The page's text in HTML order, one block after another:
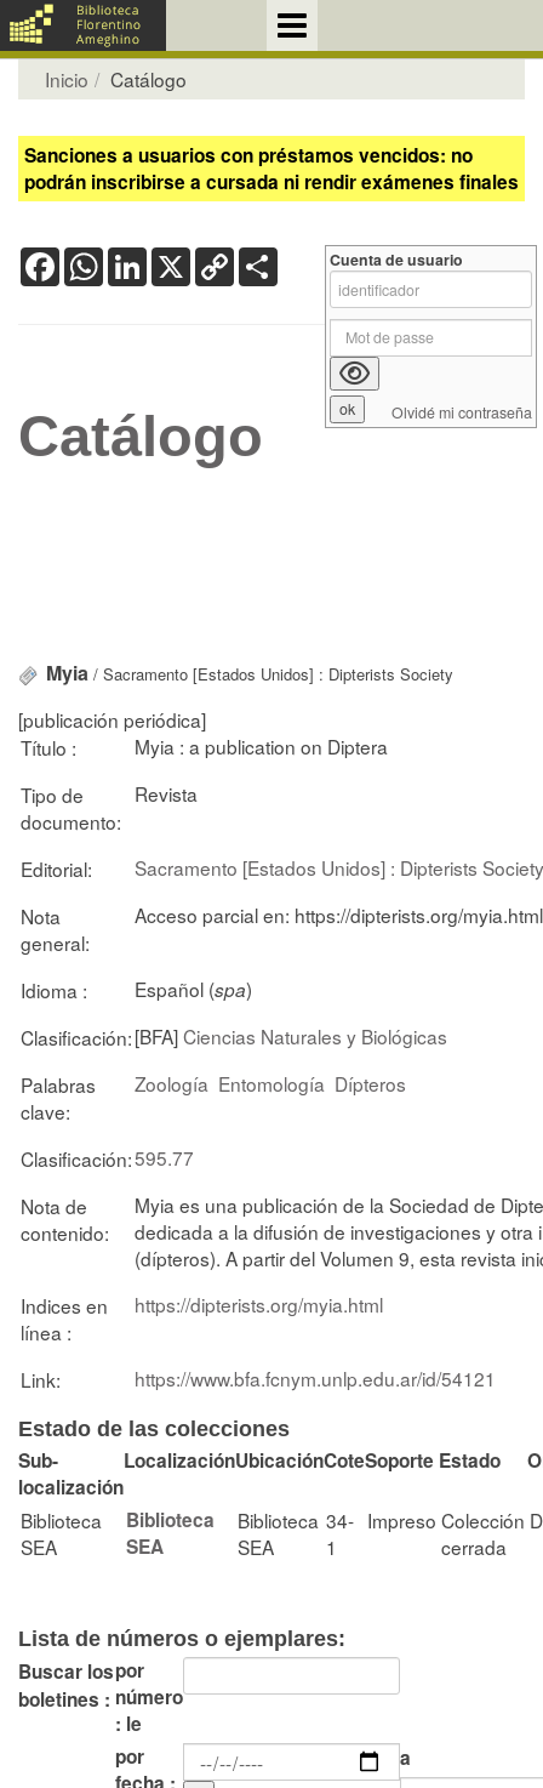
Inicio Catálogo
Sanciones a usuarios con préstamos vencidos: no
podrán inscribirse a cursada ni rendir exámenes finales
FacebookWhatsApp
LinkedIn
X Copy
Link
Catálogo
Myia / Sacramento [Estados Unidos] : Dipterists Society
[publicación periódica]
Título :
Myia : a publication on Diptera
Tipo de
documento:
Revista
Editorial:
Sacramento [Estados Unidos] : Dipterists Society
Nota
general:
Acceso parcial en: https://dipterists.org/myia.html
Idioma : Español (spa)
Clasificación:[BFA]Ciencias Naturales y Biológicas
Palabras
clave:
Zoología Entomología Dípteros
Clasificación:595.77
Nota de
contenido:
Myia es una publicación de la Sociedad de
dedicada a la difusión de investigaciones y
(dípteros). A partir del Volumen 9, esta revista
Indices en
línea :
https://dipterists.org/myia.html
Link: https://www.bfa.fcnym.unlp.edu.ar/id/54121
Estado de las colecciones
Sub-
localización
LocalizaciónUbicaciónCoteSoporte Estado
Biblioteca
SEA
Biblioteca
SEA
Biblioteca
SEA
34-
1
Impreso Colección
cerrada
Lista de números o ejemplares:
Buscar los
boletines :
por
número
: le
por
a
Cuenta de usuario
Olvidé mi contraseña